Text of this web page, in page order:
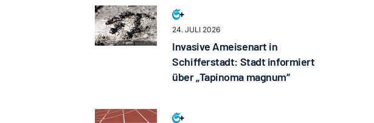
24. JULI 2026
Invasive Ameisenart in
Schifferstadt: Stadt informiert
über „Tapinoma magnum“